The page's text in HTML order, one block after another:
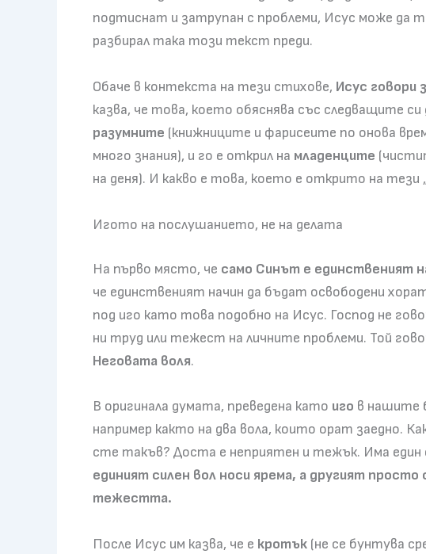
подтиснат и затрупан с проблеми, Исус може да
разбирал така този текст преди.
Обаче в контекста на тези стихове, Исус говори
казва, че това, което обяснява със следващите
разумните (книжниците и фарисеите по онова
много знания), и го е открил на младенците
на деня). И какво е това, което е открито на тези
Игото на послушанието, не на делата
На първо място, че само Синът е единственият
че единственият начин да бъдат освободени
под иго като това подобно на Исус. Господ не
ни труд или тежест на личните проблеми. Той
Неговата воля.
В оригинала думата, преведена като иго в нашите
например както на два вола, които орат заедно.
сте такъв? Доста е неприятен и тежък. Има един
единият силен вол носи ярема, а другият
тежестта.
После Исус им казва, че е кротък (не се бунтува